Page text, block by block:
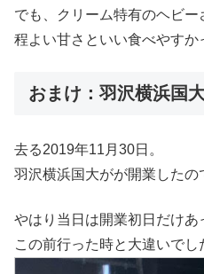
でも、クリーム特有のヘビ
程よい甘さといい食べやすか
おまけ：羽沢横浜国
去る2019年11月30日。
羽沢横浜国大がが開業したの
やはり当日は開業初日だけあ
この前行った時と大違いでし